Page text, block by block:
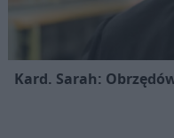
Kard. Sarah: